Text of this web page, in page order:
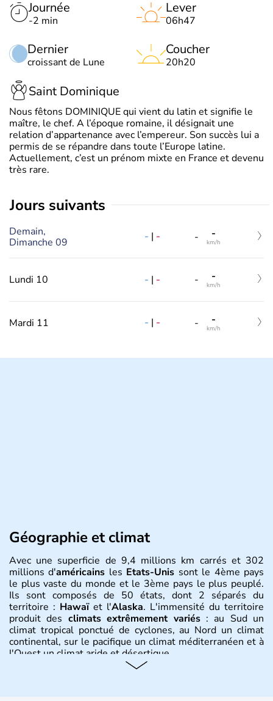
Journée
-2 min
Dernier
croissant de Lune
Lever
06h47
Coucher
20h20
Saint Dominique
Nous fêtons DOMINIQUE qui vient du latin et signifie le
maître, le chef. A l’époque romaine, il désignait une
relation d’appartenance avec l’empereur. Son succès lui a
permis de se répandre dans toute l’Europe latine.
Actuellement, c’est un prénom mixte en France et devenu
très rare.
jours suivants
Demain,
Dimanche 09
- | - - -
km/h
Lundi 10 - | - - -
km/h
Mardi 11 - | - - -
km/h
Géographie et climat
Avec une superficie de 9,4 millions km carrés et 302
millions d'américains les Etats-Unis sont le 4ème pays
le plus vaste du monde et le 3ème pays le plus peuplé.
Ils sont composés de 50 états, dont 2 séparés du
territoire : Hawaïet l'Alaska. L'immensité du territoire
produit des climats extrêmement variés: au Sud un
climat tropical ponctué de cyclones, au Nord un climat
continental, sur le pacifique un climat méditerranéen et à
l'Ouest un climat aride et désertique.